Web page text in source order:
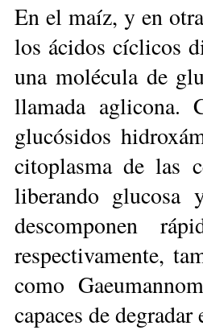
En el maíz, y en
los ácidos cíclicos
una molécula de
llamada
glucósidos
citoplasma de las
liberando glucosa
descomponen
respectivamente,
como
capaces de